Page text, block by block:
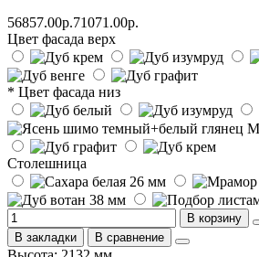
56857.00р.71071.00р.
Цвет фасада верх
* Цвет фасада низ
Столешница
В корзину
В закладки
В сравнение